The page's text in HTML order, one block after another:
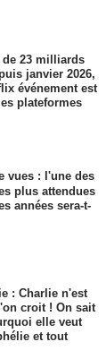
de 23 milliards
janvier 2026,
événement est
plateformes
vues : l'une des
plus attendues
années sera-t-
: Charlie n'est
croit ! On sait
elle veut
et tout